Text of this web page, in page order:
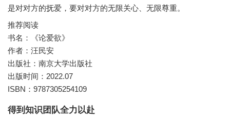
推荐阅读
书名：《论爱欲》
作者：汪民安
出版社：南京大学出版社
出版时间：2022.07
ISBN：9787305254109
得到知识团队全力以赴